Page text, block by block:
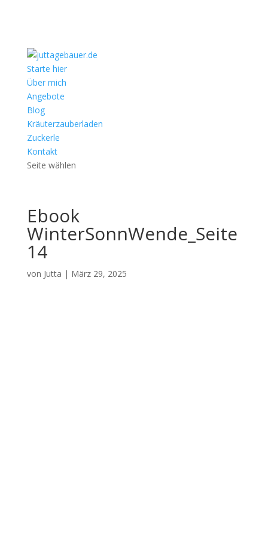
Starte hier
Über mich
Angebote
Blog
Kräuterzauberladen
Zuckerle
Kontakt
Seite wählen
Ebook
WinterSonnWende_Seite
14
von Jutta | März 29, 2025